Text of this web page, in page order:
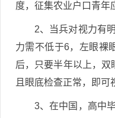
度，征集农业户口青年
2、当兵对视力有
力需不低于6，左眼裸
后，只要半年以上，双
且眼底检查正常，即可
3、在中国，高中